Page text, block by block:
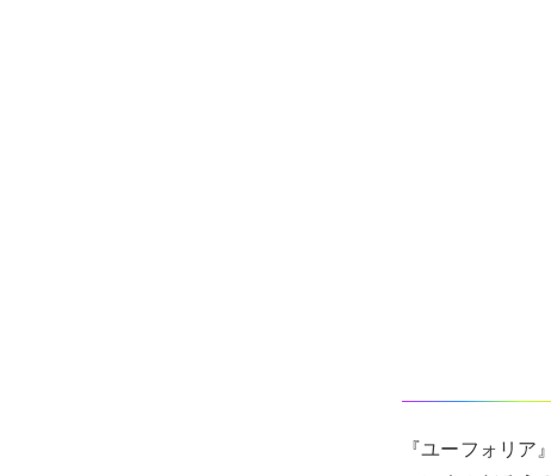
『ユーフォリ